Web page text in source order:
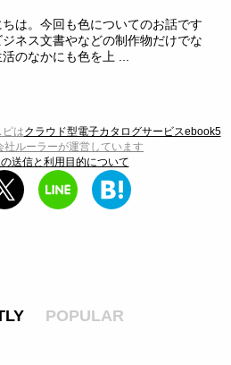
ちは。今回も色についてのお話です
ネス文書やなどの制作物だけでな
活のなかにも色を上 ...
はクラウド型電子カタログサービスebook5
社ルーラーが運営しています
送信と利用目的について
POPULAR